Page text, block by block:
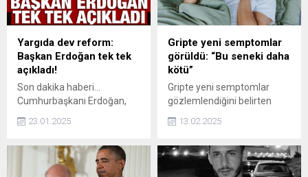
Yargıda dev reform:
Başkan Erdoğan tek tek
açıkladı!
Son dakika haberi...
Cumhurbaşkanı Erdoğan,
Beştepe Millet Kongre ve
Kültür Merkezi'nde yargıda
öncesi alınan kararları tek
tek açıkladı.
23.01.2025
Gripte yeni semptomlar
görüldü: “Bu seneki daha
kötü”
Gripte yeni semptomlar
gözlemlendiğini belirten
uzmanlar, bu yılki gribin
diğer senelere göre daha
uyarılarda bulunuyor.
13.02.2025